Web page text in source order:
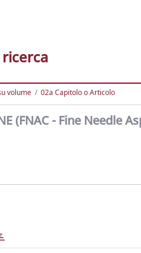
volume 02a Capitolo o Articolo
(FNAC - Fine Needle